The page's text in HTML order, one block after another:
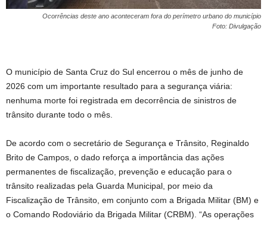
Ocorrências deste ano aconteceram fora do perímetro urbano do município
Foto: Divulgação
O município de Santa Cruz do Sul encerrou o mês de junho de
2026 com um importante resultado para a segurança viária:
nenhuma morte foi registrada em decorrência de sinistros de
trânsito durante todo o mês.
De acordo com o secretário de Segurança e Trânsito, Reginaldo
Brito de Campos, o dado reforça a importância das ações
permanentes de fiscalização, prevenção e educação para o
trânsito realizadas pela Guarda Municipal, por meio da
Fiscalização de Trânsito, em conjunto com a Brigada Militar (BM) e
o Comando Rodoviário da Brigada Militar (CRBM). “As operações